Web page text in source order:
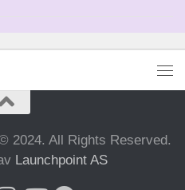
2024. All Rights Reserved.
Launchpoint AS